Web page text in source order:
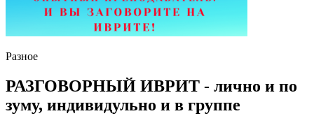
Разное
РАЗГОВОРНЫЙ ИВРИТ - лично и по
зуму, индивидульно и в группе